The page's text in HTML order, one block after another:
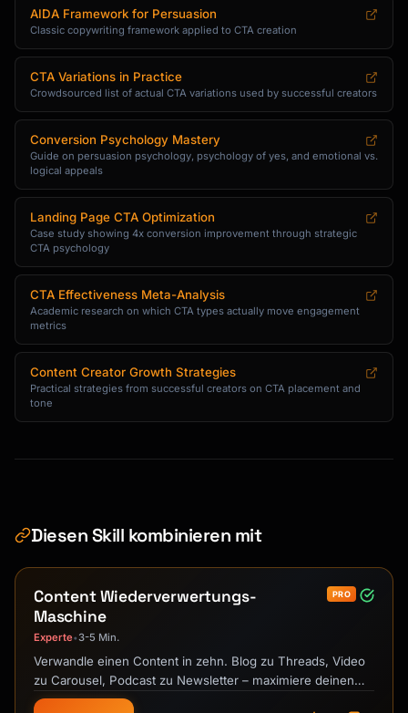
AIDA Framework for Persuasion
Classic copywriting framework applied to CTA creation
CTA Variations in Practice
Crowdsourced list of actual CTA variations used by successful creators
Conversion Psychology Mastery
Guide on persuasion psychology, psychology of yes, and emotional vs.
logical appeals
Landing Page CTA Optimization
Case study showing 4x conversion improvement through strategic
CTA psychology
CTA Effectiveness Meta-Analysis
Academic research on which CTA types actually move engagement
metrics
Content Creator Growth Strategies
Practical strategies from successful creators on CTA placement and
tone
Diesen Skill kombinieren mit
Content Wiederverwertungs-
Maschine
PRO
Experte•3-5 Min.
Verwandle einen Content in zehn. Blog zu Threads, Video
zu Carousel, Podcast zu Newsletter – maximiere deinen
Output.